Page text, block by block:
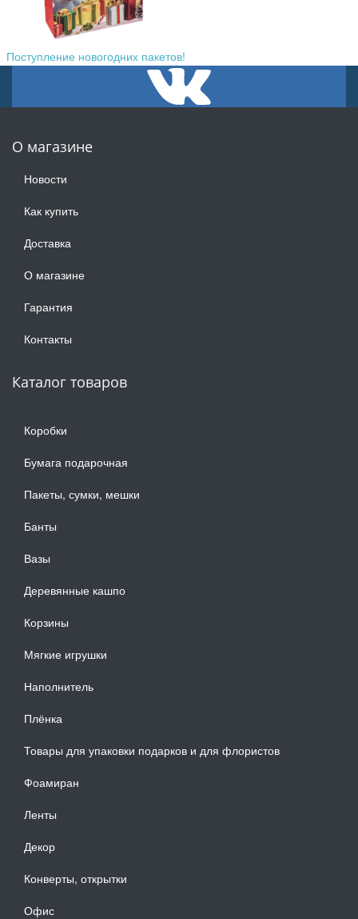
Поступление новогодних пакетов!
О магазине
Новости
Как купить
Доставка
О магазине
Гарантия
Контакты
Каталог товаров
Коробки
Бумага подарочная
Пакеты, сумки, мешки
Банты
Вазы
Деревянные кашпо
Корзины
Мягкие игрушки
Наполнитель
Плёнка
Товары для упаковки подарков и для флористов
Фоамиран
Ленты
Декор
Конверты, открытки
Офис